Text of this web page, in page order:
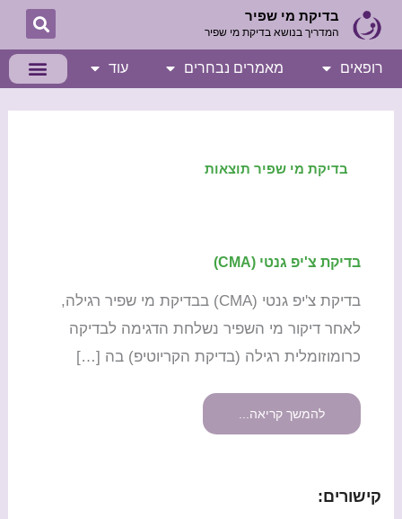
דילוג
לתוכן
בדיקת מי שפיר
המדריך בנושא בדיקת מי שפיר
רופאים מאמרים נבחרים עוד
בדיקת מי שפיר תוצאות
בדיקת צ'יפ גנטי (CMA)
בדיקת צ'יפ גנטי (CMA) בבדיקת מי שפיר רגילה,
לאחר דיקור מי השפיר נשלחת הדגימה לבדיקה
כרומוזומלית רגילה (בדיקת הקריוטיפ) בה […]
בדיקת
להמשך קריאה...
קישורים: